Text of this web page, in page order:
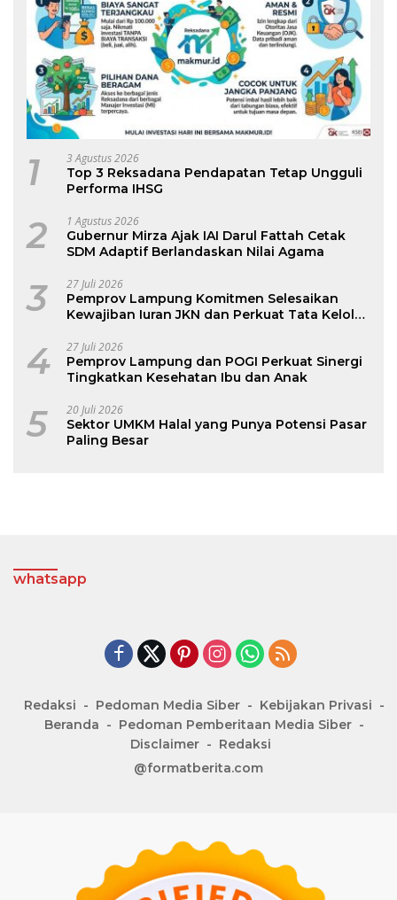
1 3 Agustus 2026
Top 3 Reksadana Pendapatan Tetap Ungguli
Performa IHSG
2 1 Agustus 2026
Gubernur Mirza Ajak IAI Darul Fattah Cetak
SDM Adaptif Berlandaskan Nilai Agama
3 27 Juli 2026
Pemprov Lampung Komitmen Selesaikan
Kewajiban Iuran JKN dan Perkuat Tata Kelola
4 27 Juli 2026
Pemprov Lampung dan POGI Perkuat Sinergi
Tingkatkan Kesehatan Ibu dan Anak
5 20 Juli 2026
Sektor UMKM Halal yang Punya Potensi Pasar
Paling Besar
whatsapp
Redaksi Pedoman Media Siber
Kebijakan Privasi
Beranda
Pedoman Pemberitaan Media Siber
Disclaimer
Redaksi
@formatberita.com